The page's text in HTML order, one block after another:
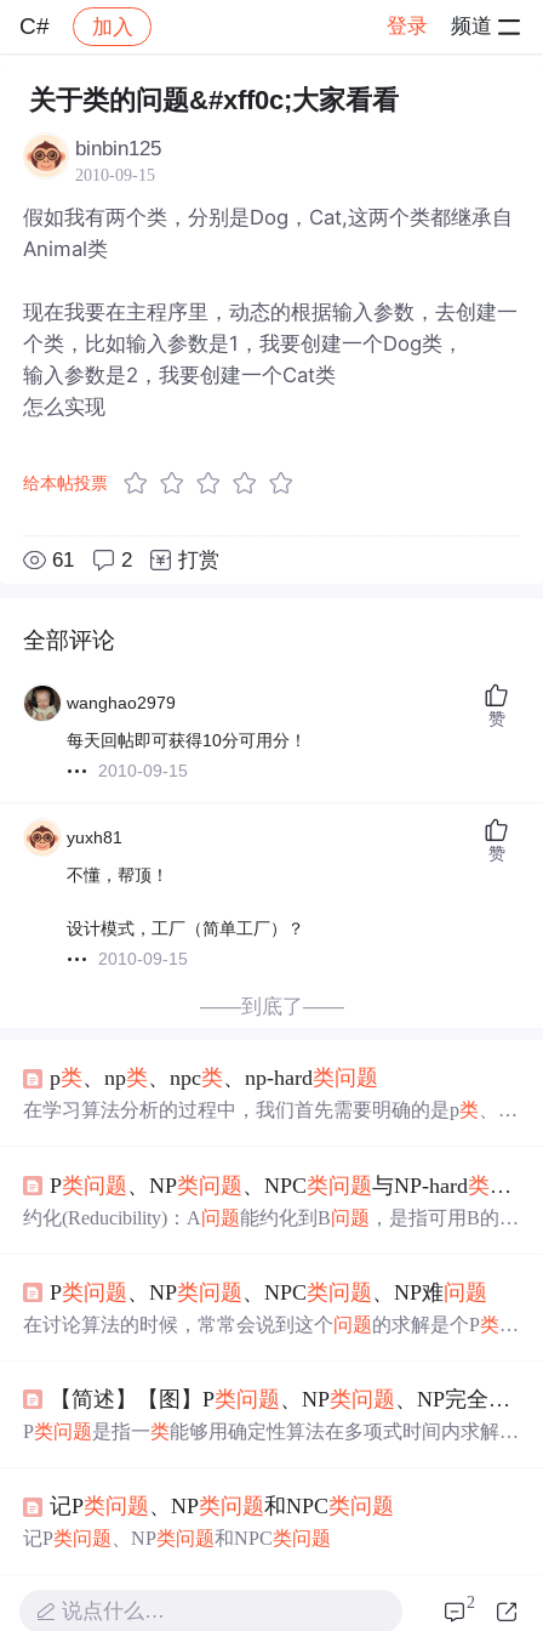
C# 加入 登录 频道
社区 C# 帖子详情
关于类的问题&#xff0c;大家看看
binbin125
2010-09-15
假如我有两个类，分别是Dog，Cat,这两个类都继承自
Animal类
现在我要在主程序里，动态的根据输入参数，去创建一
个类，比如输入参数是1，我要创建一个Dog类，
输入参数是2，我要创建一个Cat类
怎么实现
给本帖投票
61 2 打赏
全部评论
wanghao2979
每天回帖即可获得10分可用分！
2010-09-15
赞
yuxh81
不懂，帮顶！
设计模式，工厂（简单工厂）？
2010-09-15
赞
——到底了——
p类、np类、npc类、np-hard类问题
在学习算法分析的过程中，我们首先需要明确的是p类 、np
法。 1.P类问题，可以这样记:Polynomial time solve，可以在
确定性图灵机计算模型上以多项式时间解决的问题类，叫
问题类，叫做NP类问题。 补充:对于P类问题，既然我们能
在多项
P类问题、NP类问题、NPC类问题与NP-hard类问题
约化(Reducibility)：A问题能约化到B问题 ，是指可用B的解
stic Polynominal（非确定性多项式） 能在多项式时间内猜
出一个解 NPC类 Nondeterministic Poly...
P类问题、NP类问题、NPC类问题、NP难问题
在讨论算法的时候，常常会说到这个问题的求解是个P类问
^n^+bx^n-1^+c 在计算机算法求解问题当中，经常用时间
复杂度和空间复杂度来表示一个算法的运行效率。 空间复
【简述】【图】P类问题、NP类问题、NP完全问题
P类问题是指一类能够用确定性算法在多项式时间内求解
记P类问题、NP类问题和NPC类问题
记P类问题 、NP类问题和NPC类问题
说点什么… 2